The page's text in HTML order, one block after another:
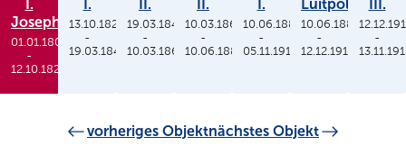
I.
Joseph
01.01.1806
-
12.10.1825
I.
13.10.1825
-
19.03.1848
II.
19.03.1848
-
10.03.1864
II.
10.03.1864
-
10.06.1886
I.
10.06.1886
-
05.11.1913
Luitpold
10.06.1886
-
12.12.1912
III.
-
vorheriges Objektnächstes Objekt